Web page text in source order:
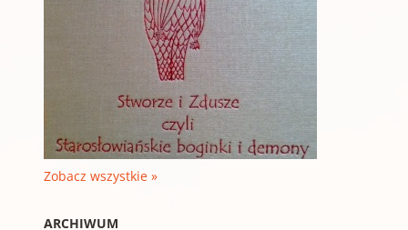
Zobacz wszystkie »
ARCHIWUM